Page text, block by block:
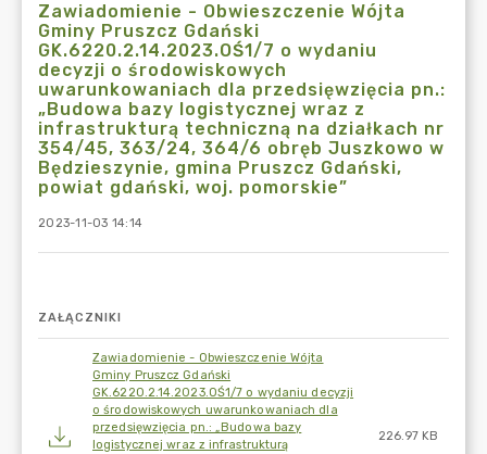
Zawiadomienie - Obwieszczenie Wójta
Gminy Pruszcz Gdański
GK.6220.2.14.2023.OŚ1/7 o wydaniu
decyzji o środowiskowych
uwarunkowaniach dla przedsięwzięcia pn.:
„Budowa bazy logistycznej wraz z
infrastrukturą techniczną na działkach nr
354/45, 363/24, 364/6 obręb Juszkowo w
Będzieszynie, gmina Pruszcz Gdański,
powiat gdański, woj. pomorskie”
2023-11-03 14:14
ZAŁĄCZNIKI
Zawiadomienie - Obwieszczenie Wójta
Gminy Pruszcz Gdański
GK.6220.2.14.2023.OŚ1/7 o wydaniu decyzji
o środowiskowych uwarunkowaniach dla
przedsięwzięcia pn.: „Budowa bazy
logistycznej wraz z infrastrukturą
226.97 KB